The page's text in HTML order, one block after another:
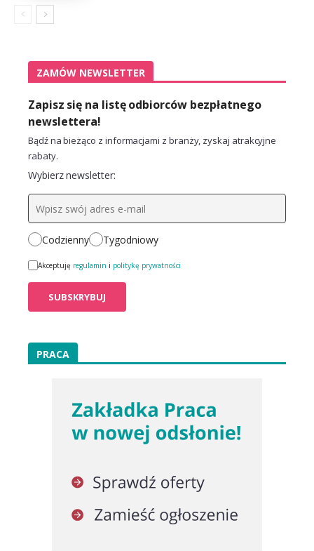
ZAMÓW NEWSLETTER
Zapisz się na listę odbiorców bezpłatnego
newslettera!
Bądź na bieżąco z informacjami z branży, zyskaj atrakcyjne
rabaty.
Wybierz newsletter:
Codzienny Tygodniowy
Akceptuję regulamin i politykę prywatności
PRACA